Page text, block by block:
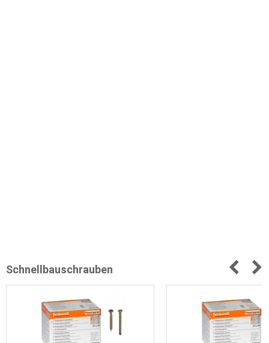
Schnellbauschrauben